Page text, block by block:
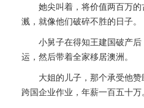
她尖叫着，将价值两百万的
溅，就像他们破碎不胜的日子。
小舅子在得知王建国破产后
运，然后带着全家移居澳洲。
大姐的儿子，那个承受他赞
跨国企业作业，年薪一百五十万